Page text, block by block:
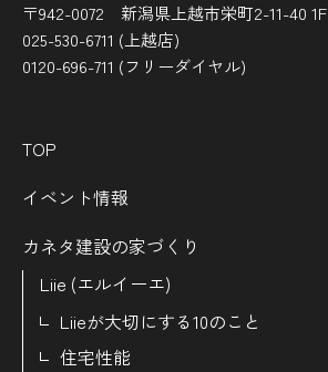
〒942-0072 新潟県上越市栄町2-11-40 1F
025-530-6711 (上越店)
0120-696-711 (フリーダイヤル)
TOP
イベント情報
カネタ建設の家づくり
Liie (エルイーエ)
Liieが大切にする10のこと
住宅性能